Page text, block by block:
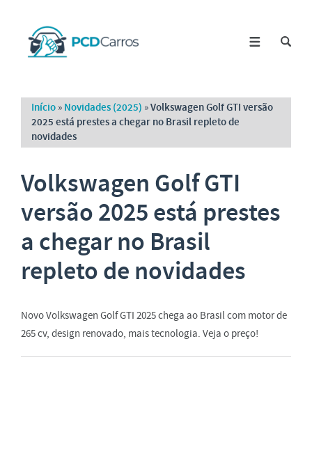
Início » Novidades (2025) »Volkswagen Golf GTI versão
2025 está prestes a chegar no Brasil repleto de
novidades
Volkswagen Golf GTI
versão 2025 está prestes
a chegar no Brasil
repleto de novidades
Novo Volkswagen Golf GTI 2025 chega ao Brasil com motor de
265 cv, design renovado, mais tecnologia. Veja o preço!